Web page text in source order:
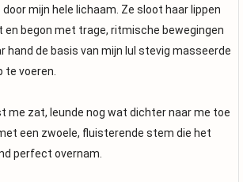
mijn hele lichaam. Ze sloot haar lippen
begon met trage, ritmische bewegingen
hand de basis van mijn lul stevig masseerde
te voeren.
me zat, leunde nog wat dichter naar me toe
een zwoele, fluisterende stem die het
perfect overnam.